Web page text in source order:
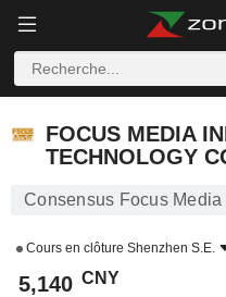
FOCUS MEDIA
TECHNOLOGY
Consensus Focus Media
Cours en clôture Shenzhen S.E.
5,140 CNY